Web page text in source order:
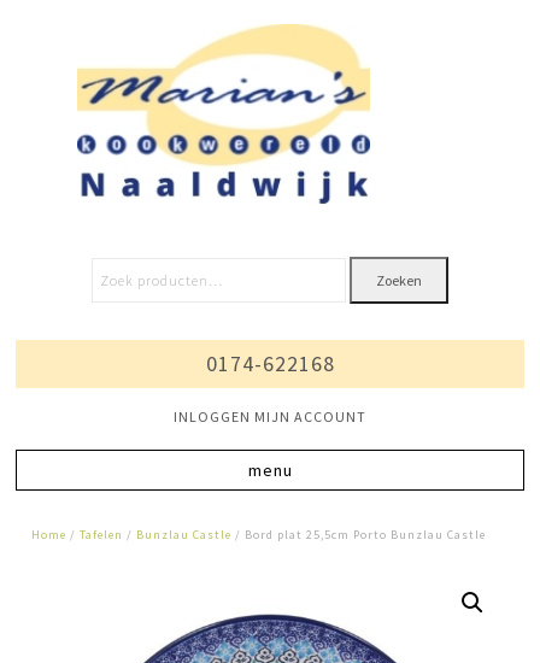
Zoeken
0174-622168
INLOGGEN MIJN ACCOUNT
Home /Tafelen / Bunzlau Castle / Bord plat 25,5cm Porto Bunzlau Castle